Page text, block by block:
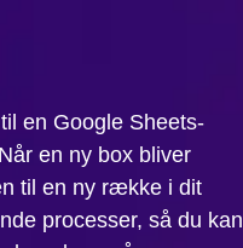
en Google Sheets-
en ny box bliver
til en ny række i dit
processer, så du kan